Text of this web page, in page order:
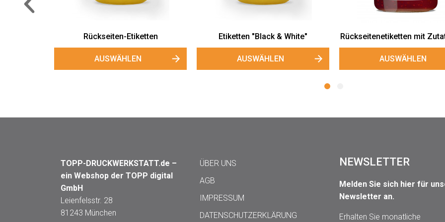
Rückseiten-Etiketten Etiketten "Black & White" Rückseitenetiketten mit Zutatenliste
TOPP-DRUCKWERKSTATT.de –
ein Webshop der TOPP digital
GmbH
Leienfelsstr. 28
81243 München
ÜBER UNS
AGB
IMPRESSUM
DATENSCHUTZERKLÄRUNG
NEWSLETTER
Melden Sie sich hier für
Newsletter an.
Erhalten Sie monatliche